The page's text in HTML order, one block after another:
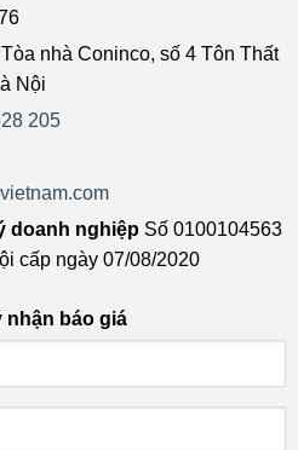
Tòa nhà Coninco, số 4 Tôn Thất
Nội
205
doanh nghiệp Số 0100104563
cấp ngày 07/08/2020
nhận báo giá